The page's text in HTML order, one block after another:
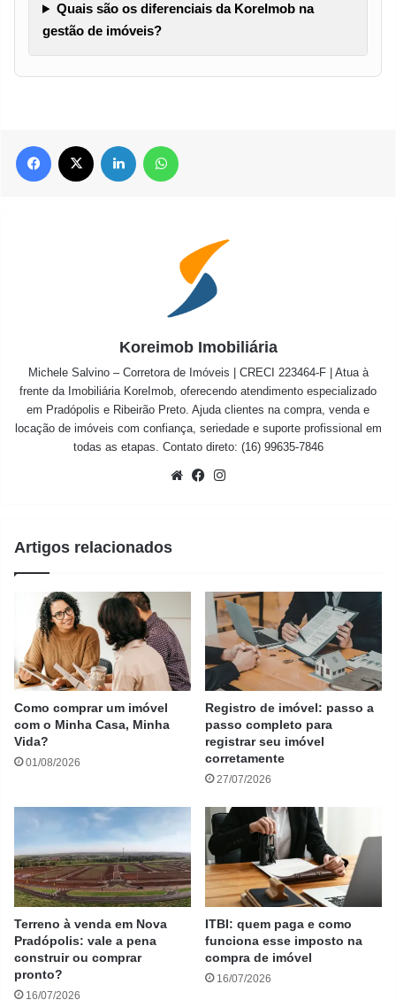
Quais são os diferenciais da KoreImob na
gestão de imóveis?
Facebook Linkedin
Koreimob Imobiliária
Michele Salvino – Corretora de Imóveis | CRECI 223464-F | Atua à
frente da Imobiliária KoreImob, oferecendo atendimento especializado
em Pradópolis e Ribeirão Preto. Ajuda clientes na compra, venda e
locação de imóveis com confiança, seriedade e suporte profissional em
todas as etapas. Contato direto: (16) 99635-7846
WebsiteFacebook
Artigos relacionados
Como comprar um imóvel
com o Minha Casa, Minha
Vida?
01/08/2026
Registro de imóvel: passo a
passo completo para
registrar seu imóvel
corretamente
27/07/2026
Terreno à venda em Nova
Pradópolis: vale a pena
construir ou comprar
pronto?
16/07/2026
ITBI: quem paga e como
funciona esse imposto na
compra de imóvel
16/07/2026